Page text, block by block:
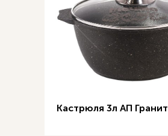
Кастрюля 3л АП Гранит